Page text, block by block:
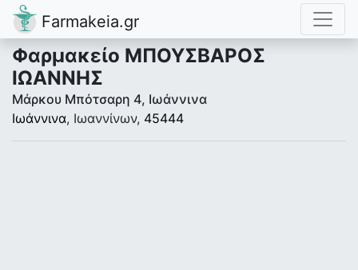
Farmakeia.gr
Φαρμακείο ΜΠΟΥΣΒΑΡΟΣ
ΙΩΑΝΝΗΣ
Μάρκου Μπότσαρη 4, Ιωάννινα
Ιωάννινα, Ιωαννίνων, 45444